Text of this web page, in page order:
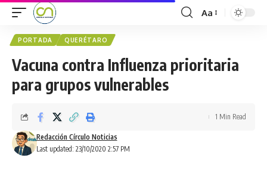
Aa
PORTADA QUERÉTARO
Vacuna contra Influenza prioritaria
para grupos vulnerables
Last updated: 23/10/2020 2:57 PM
Redacción Círculo Noticias
1 Min Read